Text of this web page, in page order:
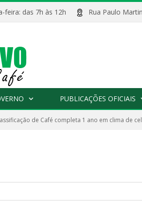
feira: das 7h às 12h Rua Paulo
PUBLICAÇÕES OFICIAIS
de Café completa 1 ano em clima de